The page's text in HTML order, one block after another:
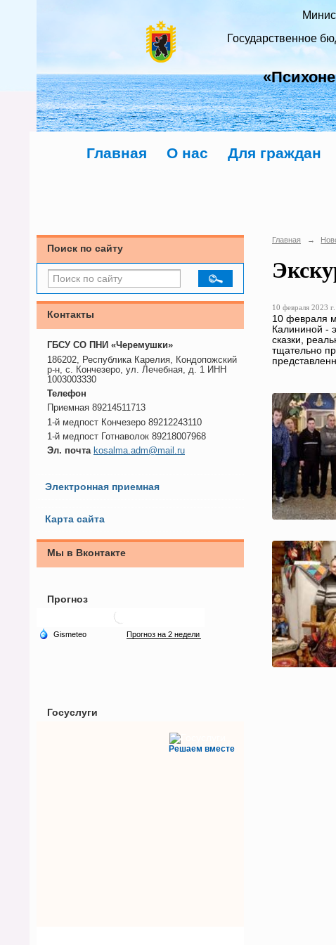
Государственное
Главная О нас Для граждан
Поиск по сайту
Контакты
ГБСУ СО ПНИ «Черемушки»
186202, Республика Карелия, Кондопожский
р-н, с. Кончезеро, ул. Лечебная, д. 1 ИНН
1003003330
Телефон
Приемная 89214511713
1-й медпост Кончезеро 89212243110
1-й медпост Готнаволок 89218007968
Эл. почта kosalma.adm@mail.ru
Электронная приемная
Карта сайта
Мы в Вконтакте
Прогноз
Госуслуги
Решаем вместе
Главная →
10 февраля 2023 г.
10 февраля
Калининой -
сказки,
тщательно